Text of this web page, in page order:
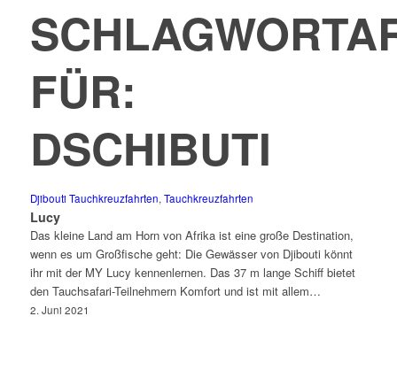
FÜR:
DSCHIBUTI
Djibouti Tauchkreuzfahrten, Tauchkreuzfahrten
Lucy
Das kleine Land am Horn von Afrika ist eine große Destination,
wenn es um Großfische geht: Die Gewässer von Djibouti könnt
ihr mit der MY Lucy kennenlernen. Das 37 m lange Schiff bietet
den Tauchsafari-Teilnehmern Komfort und ist mit allem…
2. Juni 2021